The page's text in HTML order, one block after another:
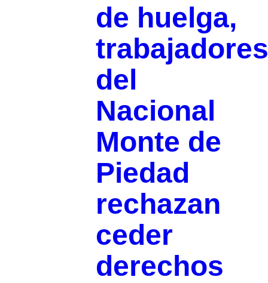
de huelga,
trabajadores
del
Nacional
Monte de
Piedad
rechazan
ceder
derechos